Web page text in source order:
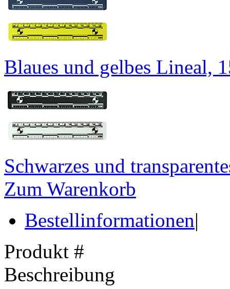
Blaues und gelbes Lineal,
Schwarzes und
Zum Warenkorb
Bestellinformationen|
Produkt #
Beschreibung